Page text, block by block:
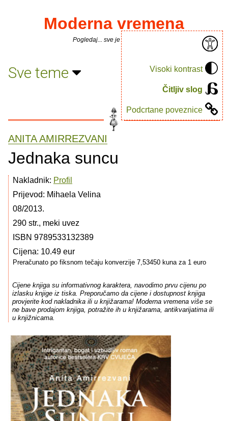
Visoki kontrast
Čitljiv slog
Podcrtane poveznice
Moderna vremena
Pogledaj... sve je puno knjiga.
Sve teme
ANITA AMIRREZVANI
Jednaka suncu
Nakladnik: Profil
Prijevod: Mihaela Velina
08/2013.
290 str., meki uvez
ISBN 9789533132389
Cijena: 10.49 eur
Preračunato po fiksnom tečaju konverzije 7,53450 kuna za 1 euro
Cijene knjiga su informativnog karaktera, navodimo prvu cijenu po
izlasku knjige iz tiska. Preporučamo da cijene i dostupnost knjiga
provjerite kod nakladnika ili u knjižarama! Moderna vremena više se
ne bave prodajom knjiga, potražite ih u knjižarama, antikvarijatima ili
u knjižnicama.